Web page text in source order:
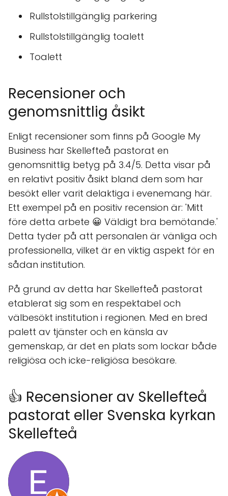
Rullstolstillgänglig parkering
Rullstolstillgänglig toalett
Toalett
Recensioner och
genomsnittlig åsikt
Enligt recensioner som finns på Google My
Business har Skellefteå pastorat en
genomsnittlig betyg på 3.4/5. Detta visar på
en relativt positiv åsikt bland dem som har
besökt eller varit delaktiga i evenemang här.
Ett exempel på en positiv recension är: 'Mitt
före detta arbete 😀 Väldigt bra bemötande.'
Detta tyder på att personalen är vänliga och
professionella, vilket är en viktig aspekt för en
sådan institution.
På grund av detta har Skellefteå pastorat
etablerat sig som en respektabel och
välbesökt institution i regionen. Med en bred
palett av tjänster och en känsla av
gemenskap, är det en plats som lockar både
religiösa och icke-religiösa besökare.
👍 Recensioner av Skellefteå
pastorat eller Svenska kyrkan
Skellefteå